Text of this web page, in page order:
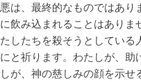
は、最終的なものではあり
飲み込まれることはありま
したちを殺そうとしている
と祈ります。わたしが、助
が、神の慈しみの顔を示